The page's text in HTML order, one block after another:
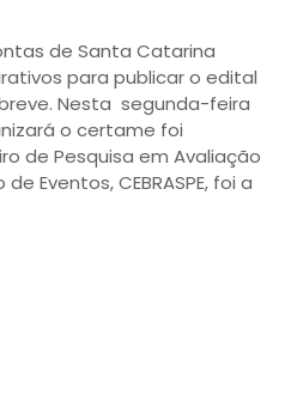
de Santa Catarina
para publicar o edital
Nesta segunda-feira
o certame foi
de Pesquisa em Avaliação
Eventos, CEBRASPE, foi a